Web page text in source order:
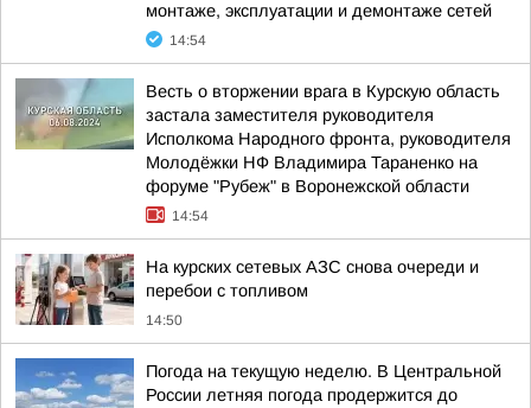
монтаже, эксплуатации и демонтаже сетей
14:54
Весть о вторжении врага в Курскую область
застала заместителя руководителя
Исполкома Народного фронта, руководителя
Молодёжки НФ Владимира Тараненко на
форуме "Рубеж" в Воронежской области
14:54
На курских сетевых АЗС снова очереди и
перебои с топливом
14:50
Погода на текущую неделю. В Центральной
России летняя погода продержится до